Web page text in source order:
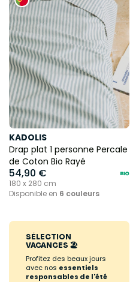
KADOLIS
Drap plat 1 personne Percale
de Coton Bio Rayé
54,90 €
180 x 280 cm
Disponible en 6 couleurs
SÉLECTION
VACANCES 🏖️
Profitez des beaux jours
avec nos essentiels
responsables de l'été